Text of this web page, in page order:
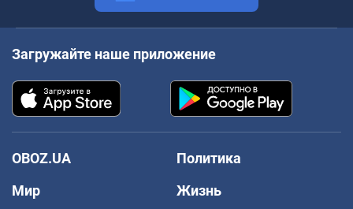
Загружайте наше приложение
OBOZ.UA
Политика
Мир
Жизнь